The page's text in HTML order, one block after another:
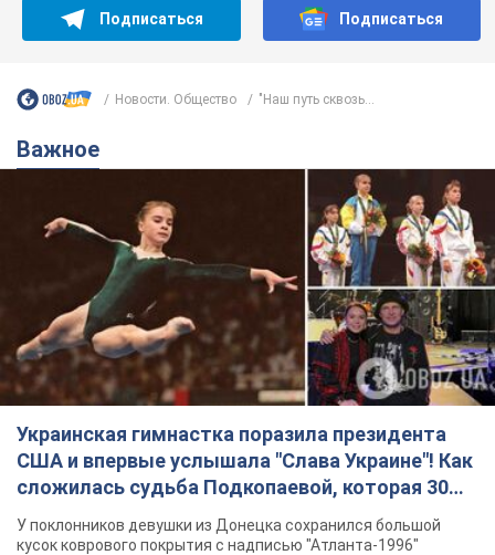
Украинская гимнастка поразила президента
США и впервые услышала "Слава Украине"! Как
сложилась судьба Подкопаевой, которая 30
лет назад завоевала "золото" Олимпиады
У поклонников девушки из Донецка сохранился большой
кусок коврового покрытия с надписью "Атланта-1996"
8.08.2026 18:30 37,8 т.
В Прикарпатье после аномальной
жары прошел сильный ливень:
дороги превратились в реки. Видео
область и курортный Буковель